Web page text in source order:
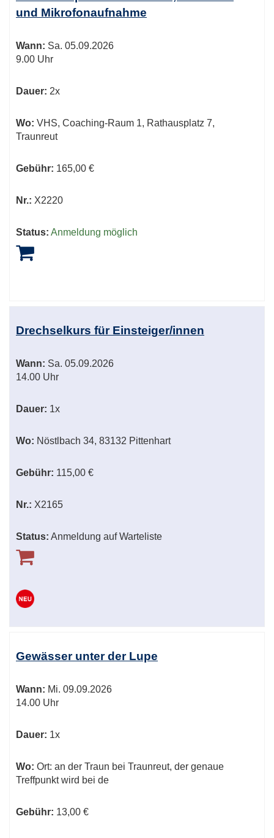
und Mikrofonaufnahme
Wann: Sa. 05.09.2026
9.00 Uhr
Dauer: 2x
Wo: VHS, Coaching-Raum 1, Rathausplatz 7,
Traunreut
Gebühr: 165,00 €
Nr.: X2220
Status: Anmeldung möglich
Drechselkurs für Einsteiger/innen
Wann: Sa. 05.09.2026
14.00 Uhr
Dauer: 1x
Wo: Nöstlbach 34, 83132 Pittenhart
Gebühr: 115,00 €
Nr.: X2165
Status: Anmeldung auf Warteliste
Gewässer unter der Lupe
Wann: Mi. 09.09.2026
14.00 Uhr
Dauer: 1x
Wo: Ort: an der Traun bei Traunreut, der genaue
Treffpunkt wird bei de
Gebühr: 13,00 €